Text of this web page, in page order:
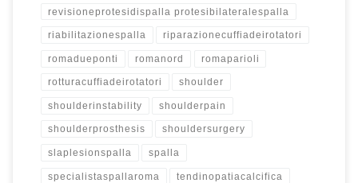
revisioneprotesidispalla protesibilateralespalla
riabilitazionespalla riparazionecuffiadeirotatori
romadueponti romanord romaparioli
rotturacuffiadeirotatori shoulder
shoulderinstability shoulderpain
shoulderprosthesis shouldersurgery
slaplesionspalla spalla
specialistaspallaroma tendinopatiacalcifica